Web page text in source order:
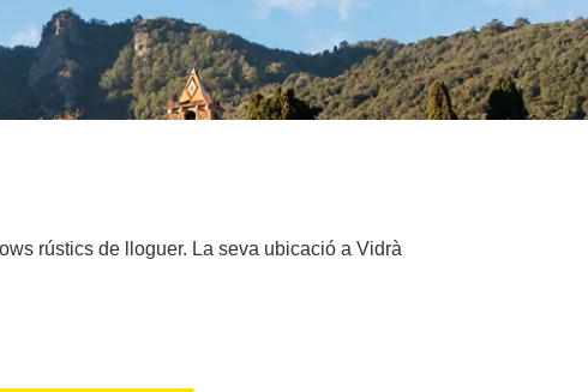
rústics de lloguer. La seva ubicació a Vidrà